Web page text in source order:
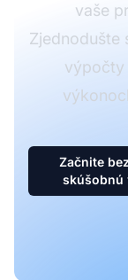
vaše
Zjednodušte
výpočty
Začnite
skúšobnú